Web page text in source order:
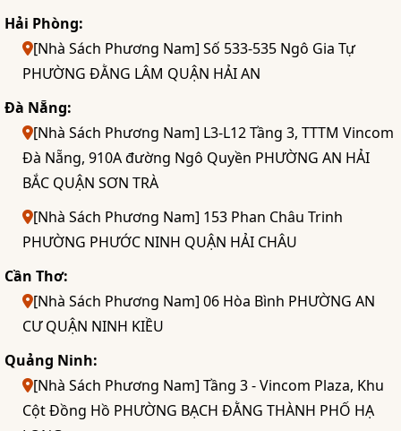
Hải Phòng:
[Nhà Sách Phương Nam] Số 533-535 Ngô Gia Tự
PHƯỜNG ĐẰNG LÂM QUẬN HẢI AN
Đà Nẵng:
[Nhà Sách Phương Nam] L3-L12 Tầng 3, TTTM Vincom
Đà Nẵng, 910A đường Ngô Quyền PHƯỜNG AN HẢI
BẮC QUẬN SƠN TRÀ
[Nhà Sách Phương Nam] 153 Phan Châu Trinh
PHƯỜNG PHƯỚC NINH QUẬN HẢI CHÂU
Cần Thơ:
[Nhà Sách Phương Nam] 06 Hòa Bình PHƯỜNG AN
CƯ QUẬN NINH KIỀU
Quảng Ninh:
[Nhà Sách Phương Nam] Tầng 3 - Vincom Plaza, Khu
Cột Đồng Hồ PHƯỜNG BẠCH ĐẰNG THÀNH PHỐ HẠ